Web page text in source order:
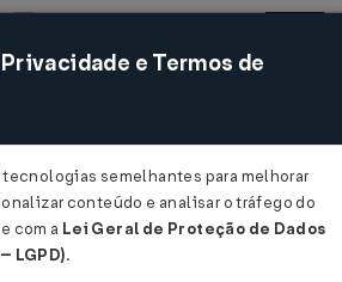
Acessar
e Termos de
semelhantes para melhorar
conteúdo e analisar o tráfego do
com a Lei Geral de Proteção de Dados
LGPD).